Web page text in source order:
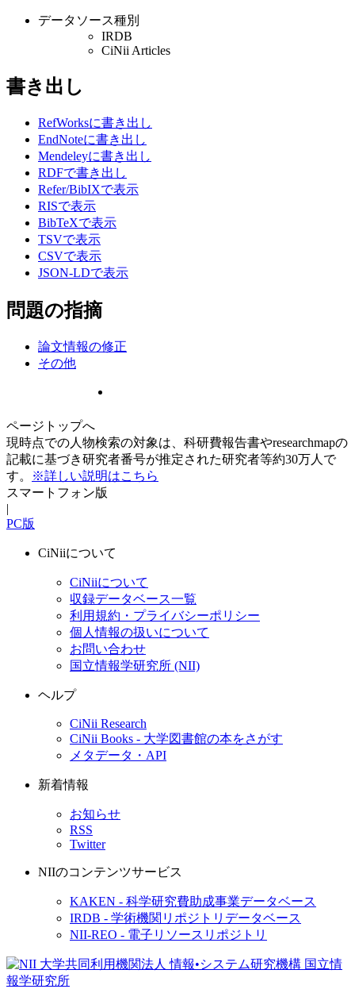
データソース種別
IRDB
CiNii Articles
書き出し
RefWorksに書き出し
EndNoteに書き出し
Mendeleyに書き出し
RDFで書き出し
Refer/BibIXで表示
RISで表示
BibTeXで表示
TSVで表示
CSVで表示
JSON-LDで表示
問題の指摘
論文情報の修正
その他
ページトップへ
現時点での人物検索の対象は、科研費報告書やresearchmapの
記載に基づき研究者番号が推定された研究者等約30万人で
す。
※詳しい説明はこちら
スマートフォン版
|
PC版
CiNiiについて
CiNiiについて
収録データベース一覧
利用規約・プライバシーポリシー
個人情報の扱いについて
お問い合わせ
国立情報学研究所 (NII)
ヘルプ
CiNii Research
CiNii Books - 大学図書館の本をさがす
メタデータ・API
新着情報
お知らせ
RSS
Twitter
NIIのコンテンツサービス
KAKEN - 科学研究費助成事業データベース
IRDB - 学術機関リポジトリデータベース
NII-REO - 電子リソースリポジトリ